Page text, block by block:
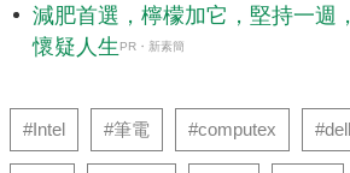
減肥首選，檸檬加它，堅持一週
懷疑人生 PR・新素簡
#Intel #筆電 #computex #dell